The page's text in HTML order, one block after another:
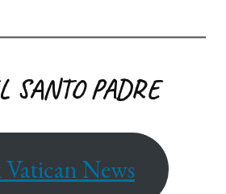
SANTO PADRE
News